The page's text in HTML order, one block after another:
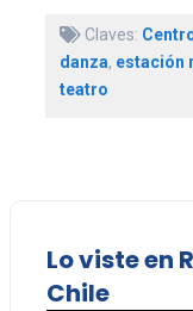
Claves:
danza, estación
teatro
Lo viste en
Chile